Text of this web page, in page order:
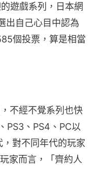
遊戲系列，日本網
出自己心目中認為
個投票，算是相當
不經不覺系列也快
PS3、PS4、PC以
對不同年代的玩家
家而言，「齊約人